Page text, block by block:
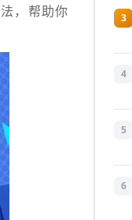
，帮助你
3
4
5
6